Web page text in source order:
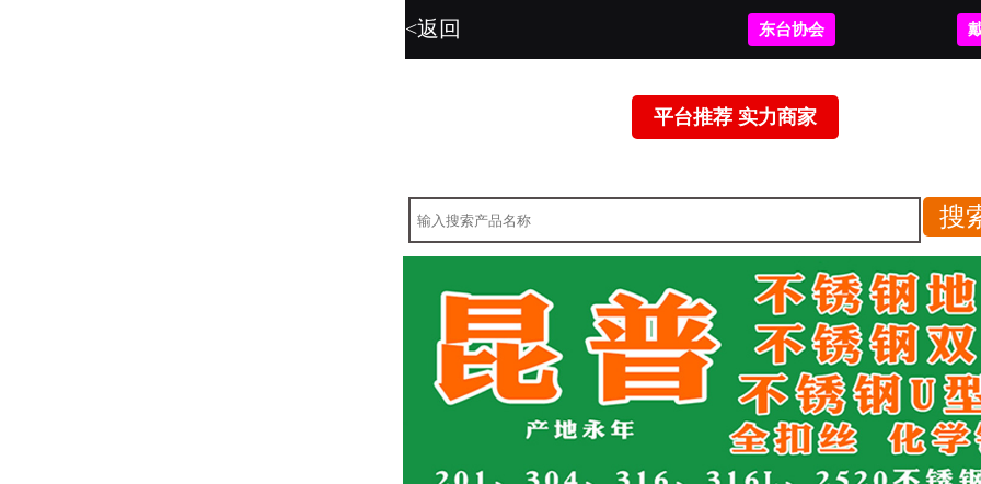
<返回 东台协会
平台推荐 实力商家